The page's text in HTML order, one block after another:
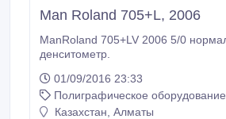
Man Roland 705+L, 2006
ManRoland 705+LV 2006 5/0 нормальный пробег
денситометр.
01/09/2016 23:33
Полиграфическое оборудование
Казахстан, Алматы